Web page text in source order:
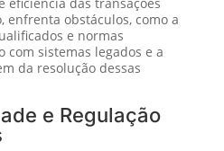
enfrenta obstáculos, como a
e normas
com sistemas legados e a
da resolução dessas
e Regulação